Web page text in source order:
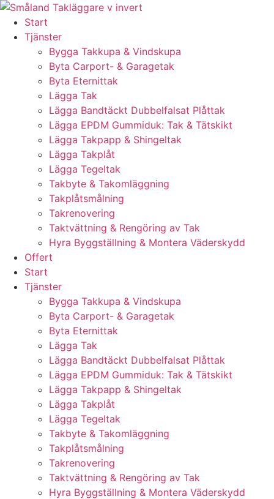
Skip
content
Start
Tjänster
Bygga Takkupa & Vindskupa
Byta Carport- & Garagetak
Byta Eternittak
Lägga Tak
Lägga Bandtäckt Dubbelfalsat Plåttak
Lägga EPDM Gummiduk: Tak & Tätskikt
Lägga Takpapp & Shingeltak
Lägga Takplåt
Lägga Tegeltak
Takbyte & Takomläggning
Takplåtsmålning
Takrenovering
Taktvättning & Rengöring av Tak
Hyra Byggställning & Montera Väderskydd
Offert
Start
Tjänster
Bygga Takkupa & Vindskupa
Byta Carport- & Garagetak
Byta Eternittak
Lägga Tak
Lägga Bandtäckt Dubbelfalsat Plåttak
Lägga EPDM Gummiduk: Tak & Tätskikt
Lägga Takpapp & Shingeltak
Lägga Takplåt
Lägga Tegeltak
Takbyte & Takomläggning
Takplåtsmålning
Takrenovering
Taktvättning & Rengöring av Tak
Hyra Byggställning & Montera Väderskydd